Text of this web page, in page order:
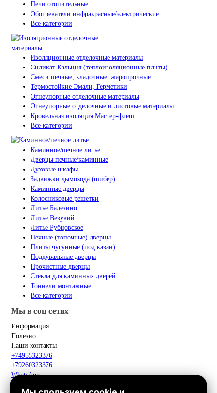
Печи отопительные
Обогреватели инфракрасные/электрические
Все категории
Изоляционные отделочные материалы
Силикат Кальция (теплоизоляционные плиты)
Смеси печные, кладочные, жаропрочные
Термостойкие Эмали, Герметики
Огнеупорные отделочные материалы
Огнеупорные отделочные и листовые материалы
Кровельная изоляция Мастер-флеш
Все категории
Каминное/печное литье
Дверцы печные/каминные
Духовые шкафы
Задвижки дымохода (шибер)
Каминные дверцы
Колосниковые решетки
Литье Балезино
Литье Везувий
Литье Рубцовское
Печные (топочные) дверцы
Плиты чугунные (под казан)
Поддувальные дверцы
Прочистные дверцы
Стекла для каминных дверей
Тоннели монтажные
Все категории
Мы в соц сетях
Информация
Полезно
Наши контакты
+74955323376
+79260323376
WhatsApp